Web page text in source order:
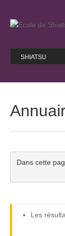
SHIATSU
Choisir une
NOS LIENS
Wataru Ohashi
Dans cette
Les